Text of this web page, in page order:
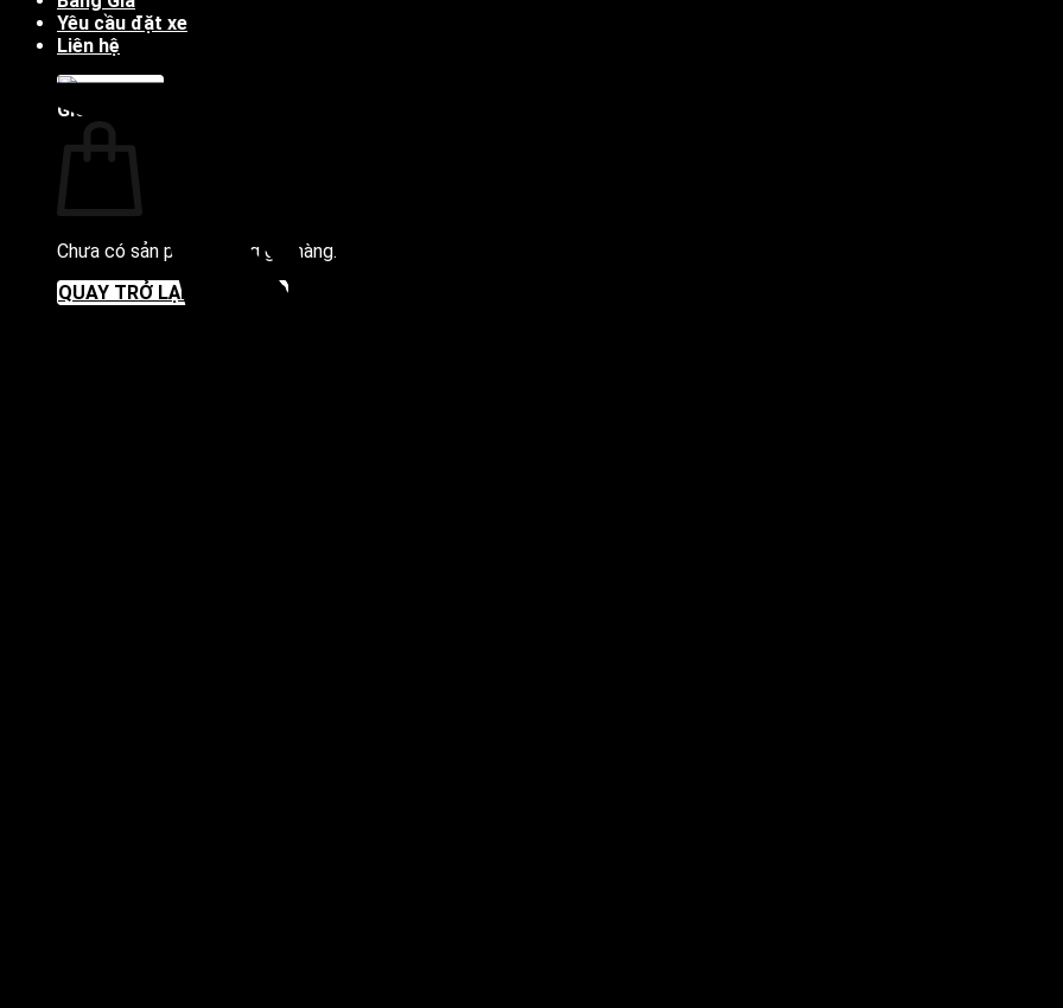
Yêu cầu đặt xe
Liên hệ
Giỏ hàng
Chưa có sản phẩm trong giỏ hàng.
QUAY TRỞ LẠI CỬA HÀNG